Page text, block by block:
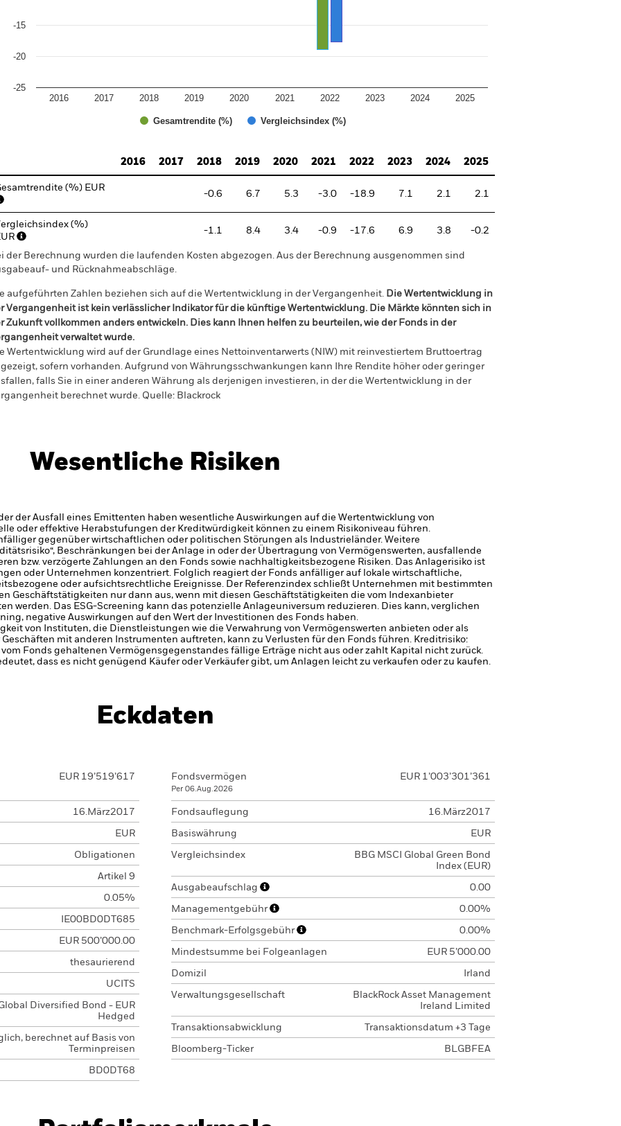
Gesamtrendite (%) Vergleichsindex (%)
2016 2017 2018 2019 2020 2021 2022 2023 2024 2025
-25
-20
-15
2016
2017 2018 2019 2020 2021 2022 2023 2024 2025
(%) EUR
-0.6 6.7 5.3 -3.0 -18.9 7.1 2.1 2.1
(%)
-1.1 8.4 3.4 -0.9 -17.6 6.9 3.8 -0.2
der Berechnung wurden die laufenden Kosten abgezogen. Aus der Berechnung ausgenommen sind
und Rücknahmeabschläge.
aufgeführten Zahlen beziehen sich auf die Wertentwicklung in der Vergangenheit. Die Wertentwicklung in
Vergangenheit ist kein verlässlicher Indikator für die künftige Wertentwicklung. Die Märkte könnten sich in
Zukunft vollkommen anders entwickeln. Dies kann Ihnen helfen zu beurteilen, wie der Fonds in der
verwaltet wurde.
Wertentwicklung wird auf der Grundlage eines Nettoinventarwerts (NIW) mit reinvestiertem Bruttoertrag
sofern vorhanden. Aufgrund von Währungsschwankungen kann Ihre Rendite höher oder geringer
falls Sie in einer anderen Währung als derjenigen investieren, in der die Wertentwicklung in der
berechnet wurde. Quelle: Blackrock
Wesentliche Risiken
der Ausfall eines Emittenten haben wesentliche Auswirkungen auf die Wertentwicklung von
oder effektive Herabstufungen der Kreditwürdigkeit können zu einem Risikoniveau führen.
gegenüber wirtschaftlichen oder politischen Störungen als Industrieländer. Weitere
Beschränkungen bei der Anlage in oder der Übertragung von Vermögenswerten, ausfallende
bzw. verzögerte Zahlungen an den Fonds sowie nachhaltigkeitsbezogene Risiken. Das Anlagerisiko ist
oder Unternehmen konzentriert. Folglich reagiert der Fonds anfälliger auf lokale wirtschaftliche,
oder aufsichtsrechtliche Ereignisse. Der Referenzindex schließt Unternehmen mit bestimmten
Geschäftstätigkeiten nur dann aus, wenn mit diesen Geschäftstätigkeiten die vom Indexanbieter
werden. Das ESG-Screening kann das potenzielle Anlageuniversum reduzieren. Dies kann, verglichen
negative Auswirkungen auf den Wert der Investitionen des Fonds haben.
von Instituten, die Dienstleistungen wie die Verwahrung von Vermögenswerten anbieten oder als
mit anderen Instrumenten auftreten, kann zu Verlusten für den Fonds führen. Kreditrisiko:
Fonds gehaltenen Vermögensgegenstandes fällige Erträge nicht aus oder zahlt Kapital nicht zurück.
dass es nicht genügend Käufer oder Verkäufer gibt, um Anlagen leicht zu verkaufen oder zu kaufen.
Eckdaten
EUR 19’519’617
16.März2017
EUR
Obligationen
Artikel 9
0.05%
IE00BD0DT685
EUR 500’000.00
thesaurierend
UCITS
Diversified Bond - EUR
Hedged
berechnet auf Basis von
Terminpreisen
BD0DT68
Fondsvermögen
Per 06.Aug.2026
EUR 1’003’301’361
Fondsauflegung 16.März2017
Basiswährung EUR
Vergleichsindex
BBG MSCI Global Green Bond
Index (EUR)
Ausgabeaufschlag 0.00
Managementgebühr 0.00%
Benchmark-Erfolgsgebühr 0.00%
Mindestsumme bei Folgeanlagen EUR 5’000.00
Domizil Irland
Verwaltungsgesellschaft
BlackRock Asset Management
Ireland Limited
Transaktionsabwicklung Transaktionsdatum +3 Tage
Bloomberg-Ticker BLGBFEA